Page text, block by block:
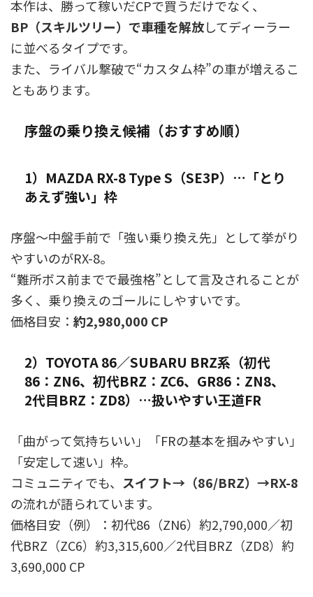
本作は、勝って稼いだCPで買うだけでなく、
BP（スキルツリー）で車種を解放してディーラー
に並べるタイプです。
また、ライバル撃破で“カスタム枠”の車が増えるこ
ともあります。
序盤の乗り換え候補（おすすめ順）
1）MAZDA RX-8 Type S（SE3P）…「とり
あえず強い」枠
序盤〜中盤手前で「強い乗り換え先」として挙がり
やすいのがRX-8。
“難所ボス前までで最強格”として言及されることが
多く、乗り換えのゴールにしやすいです。
価格目安： 約2,980,000 CP
2）TOYOTA 86／SUBARU BRZ系（初代
86：ZN6、初代BRZ：ZC6、GR86：ZN8、
2代目BRZ：ZD8）…扱いやすい王道FR
「曲がって気持ちいい」「FRの基本を掴みやすい」
「安定して速い」枠。
コミュニティでも、 スイフト→（86/BRZ）→RX-8
の流れが語られています。
価格目安（例）：初代86（ZN6）約2,790,000／初
代BRZ（ZC6）約3,315,600／2代目BRZ（ZD8）約
3,690,000 CP